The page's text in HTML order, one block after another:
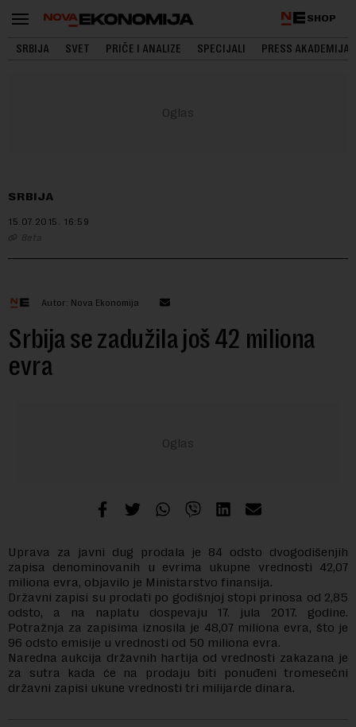
SHOP
SRBIJA SVET PRIČE I ANALIZE SPECIJALI PRESS AKADEMIJA
SRBIJA
15.07.2015. 16:59
Beta
Autor: Nova Ekonomija
Srbija se zadužila još 42 miliona
evra
Uprava za javni dug prodala je 84 odsto dvogodišenjih
zapisa denominovanih u evrima ukupne vrednosti 42,07
miliona evra, objavilo je Ministarstvo finansija.
Državni zapisi su prodati po godišnjoj stopi prinosa od 2,85
odsto, a na naplatu dospevaju 17. jula 2017. godine.
Potražnja za zapisima iznosila je 48,07 miliona evra, što je
96 odsto emisije u vrednosti od 50 miliona evra.
Naredna aukcija državnih hartija od vrednosti zakazana je
za sutra kada će na prodaju biti ponuđeni tromesečni
državni zapisi ukune vrednosti tri milijarde dinara.